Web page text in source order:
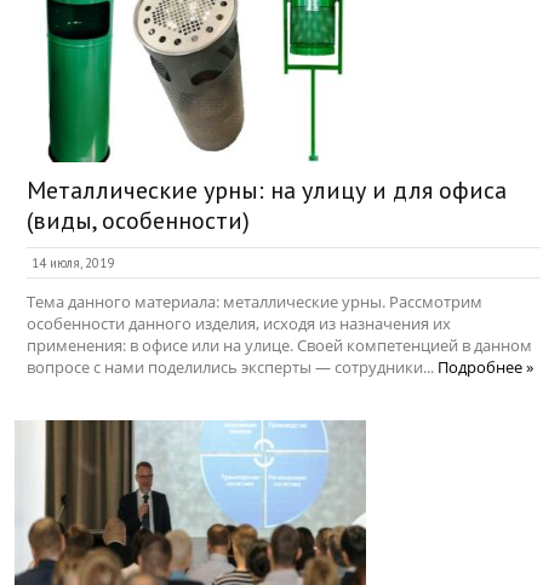
Металлические урны: на улицу и для офиса
(виды, особенности)
14 июля, 2019
Тема данного материала: металлические урны. Рассмотрим
особенности данного изделия, исходя из назначения их
применения: в офисе или на улице. Своей компетенцией в данном
вопросе с нами поделились эксперты — сотрудники... Подробнее »